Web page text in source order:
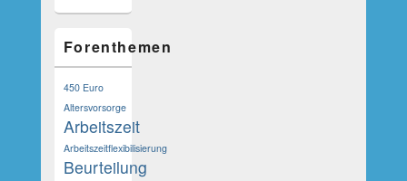
Forenthemen
450 Euro
Altersvorsorge
Arbeitszeit
Arbeitszeitflexibilisierung
Beurteilung